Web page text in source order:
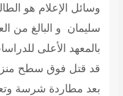
وسائل الإعلام هو
بالمعهد الأعلى
قد قتل فوق سطح
بعد مطاردة شرسة